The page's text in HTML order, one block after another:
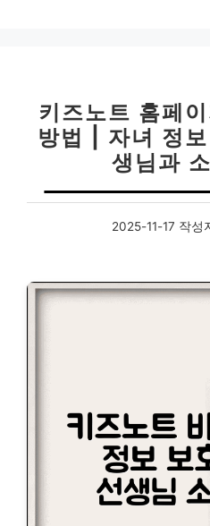
키즈노트 홈페
방법 | 자녀 정
생님과
2025-11-17 작성